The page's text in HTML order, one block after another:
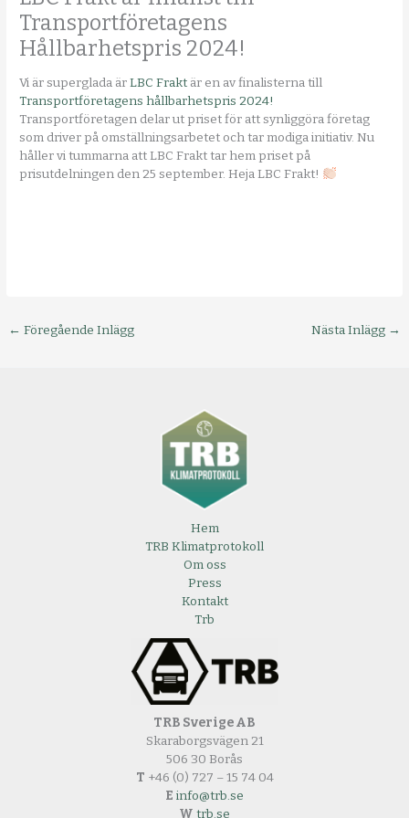
Transportföretagens
Hållbarhetspris 2024!
Vi är superglada ärLBC Frakt är en av finalisterna till
Transportföretagens hållbarhetspris 2024!
Transportföretagen delar ut priset för att synliggöra företag
som driver på omställningsarbetet och tar modiga initiativ. Nu
håller vi tummarna att LBC Frakt tar hem priset på
prisutdelningen den 25 september. Heja LBC Frakt!
← Föregående Inlägg Nästa Inlägg →
Hem
TRB Klimatprotokoll
Om oss
Press
Kontakt
Trb
TRB Sverige AB
Skaraborgsvägen 21
506 30 Borås
T +46 (0) 727 – 15 74 04
E info@trb.se
W trb.se